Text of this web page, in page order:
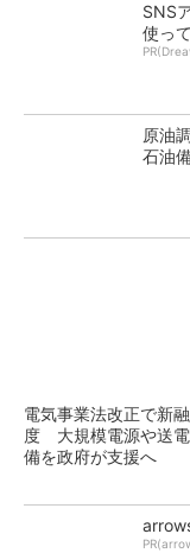
SNS
使っ
原油
石油
電気事業法改正で新
度 大規模電源や送
備を政府が支援へ